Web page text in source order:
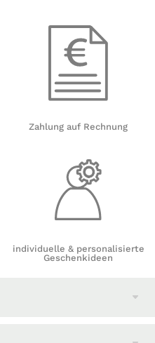
Zahlung auf Rechnung
individuelle & personalisierte
Geschenkideen